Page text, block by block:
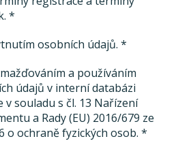
*
osobních údajů. *
a používáním
údajů v interní databázi
v souladu s čl. 13 Nařízení
a Rady (EU) 2016/679 ze
o ochraně fyzických osob. *